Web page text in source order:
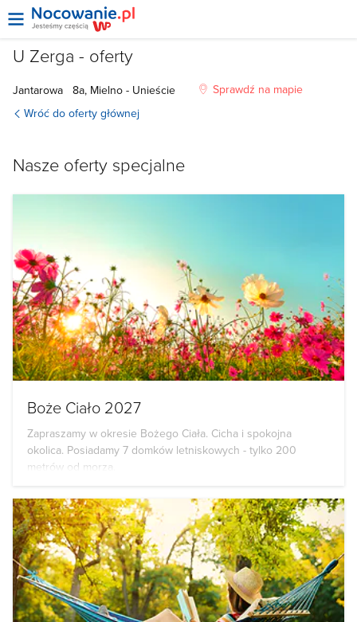
U Zerga - oferty
Jantarowa 8a, Mielno - Unieście
Sprawdź na mapie
Wróć do oferty głównej
Nasze oferty specjalne
Boże Ciało 2027
Zapraszamy w okresie Bożego Ciała. Cicha i spokojna
okolica. Posiadamy 7 domków letniskowych - tylko 200
metrów od morza.